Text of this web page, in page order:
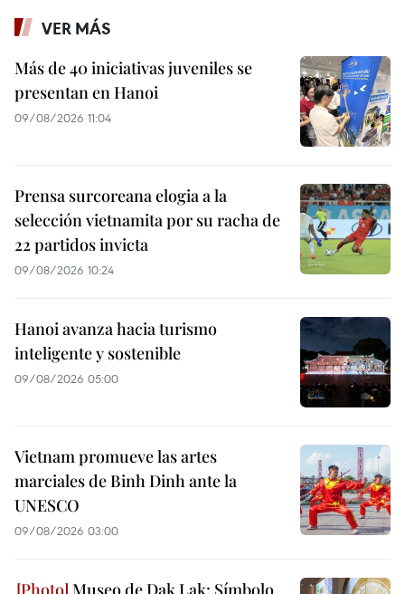
VER MÁS
Más de 40 iniciativas juveniles se
presentan en Hanoi
09/08/2026 11:04
Prensa surcoreana elogia a la
selección vietnamita por su racha de
22 partidos invicta
09/08/2026 10:24
Hanoi avanza hacia turismo
inteligente y sostenible
09/08/2026 05:00
Vietnam promueve las artes
marciales de Binh Dinh ante la
UNESCO
09/08/2026 03:00